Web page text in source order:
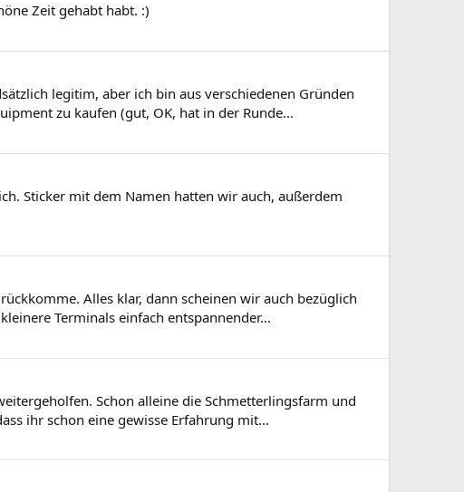
Zeit gehabt habt. :)
legitim, aber ich bin aus verschiedenen Gründen
zu kaufen (gut, OK, hat in der Runde...
Sticker mit dem Namen hatten wir auch, außerdem
Alles klar, dann scheinen wir auch bezüglich
Terminals einfach entspannender...
Schon alleine die Schmetterlingsfarm und
ihr schon eine gewisse Erfahrung mit...